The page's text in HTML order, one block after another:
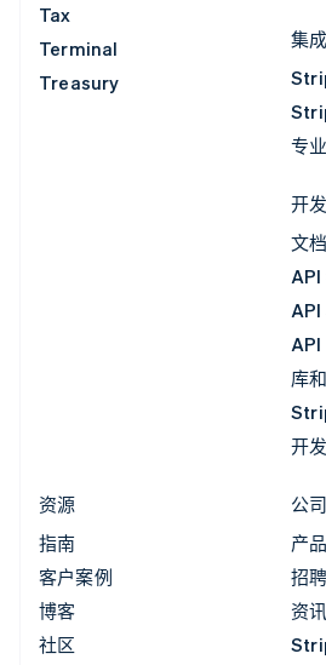
Tax
Terminal
Treasury
集
专
开
文档
API
API
API
库
开
资源
指南
客户案例
博客
社区
公司
产
招聘
资